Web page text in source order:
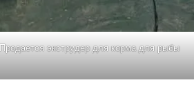
Продается экструдер для корма для рыбы